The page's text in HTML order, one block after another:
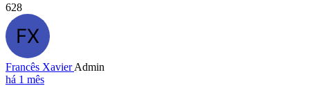
628
Francês XavierAdmin
há 1 mês